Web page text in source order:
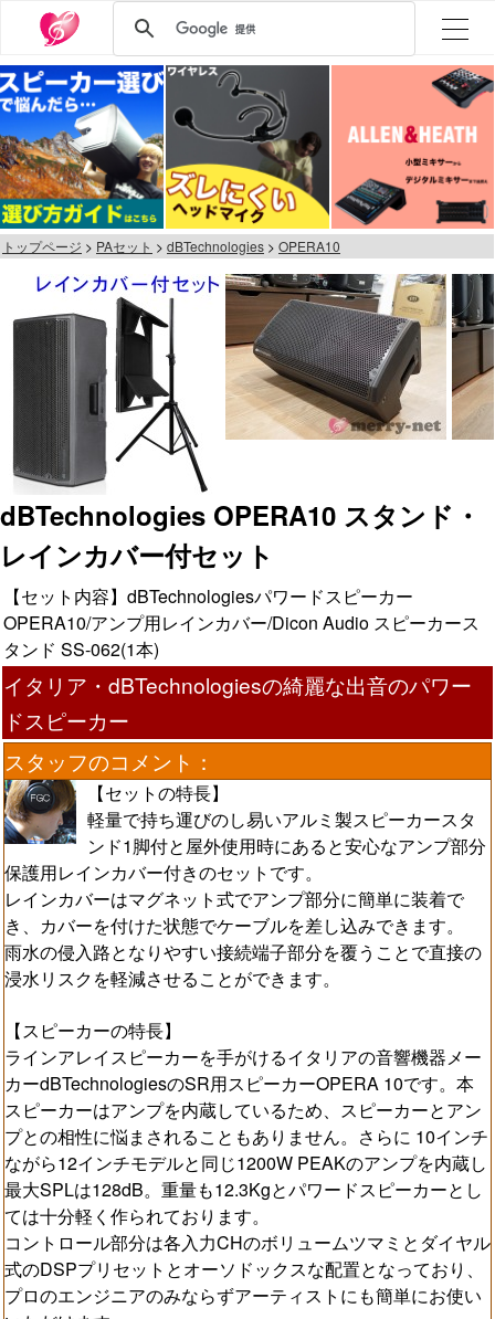
トップページ PAセット dBTechnologies OPERA10
dBTechnologies OPERA10 スタンド・
レインカバー付セット
【セット内容】dBTechnologiesパワードスピーカー
OPERA10/アンプ用レインカバー/Dicon Audio スピーカース
タンド SS-062(1本)
イタリア・dBTechnologiesの綺麗な出音のパワー
ドスピーカー
スタッフのコメント：
【セットの特長】
軽量で持ち運びのし易いアルミ製スピーカースタ
ンド1脚付と屋外使用時にあると安心なアンプ部分
保護用レインカバー付きのセットです。
レインカバーはマグネット式でアンプ部分に簡単に装着で
き、カバーを付けた状態でケーブルを差し込みできます。
雨水の侵入路となりやすい接続端子部分を覆うことで直接の
浸水リスクを軽減させることができます。
【スピーカーの特長】
ラインアレイスピーカーを手がけるイタリアの音響機器メー
カーdBTechnologiesのSR用スピーカーOPERA 10です。本
スピーカーはアンプを内蔵しているため、スピーカーとアン
プとの相性に悩まされることもありません。さらに 10インチ
ながら12インチモデルと同じ1200W PEAKのアンプを内蔵し
最大SPLは128dB。重量も12.3Kgとパワードスピーカーとし
ては十分軽く作られております。
コントロール部分は各入力CHのボリュームツマミとダイヤル
式のDSPプリセットとオーソドックスな配置となっており、
プロのエンジニアのみならずアーティストにも簡単にお使い